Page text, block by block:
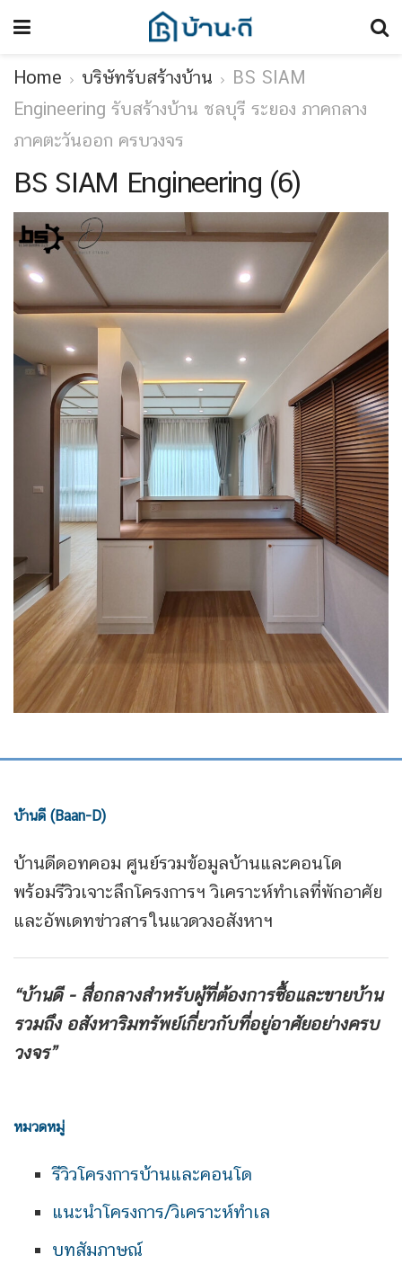
Home บริษัทรับสร้างบ้าน
BS SIAM
Engineering รับสร้างบ้าน ชลบุรี ระยอง ภาคกลาง
ภาคตะวันออก ครบวงจร
BS SIAM Engineering (6)
บ้านดี (Baan-D)
บ้านดีดอทคอม ศูนย์รวมข้อมูลบ้านและคอนโด
พร้อมรีวิวเจาะลึกโครงการฯ วิเคราะห์ทำเลที่พักอาศัย
และอัพเดทข่าวสารในแวดวงอสังหาฯ
“บ้านดี - สื่อกลางสำหรับผู้ที่ต้องการซื้อและขายบ้าน
รวมถึง อสังหาริมทรัพย์เกี่ยวกับที่อยู่อาศัยอย่างครบ
วงจร”
หมวดหมู่
รีวิวโครงการบ้านและคอนโด
แนะนำโครงการ/วิเคราะห์ทำเล
บทสัมภาษณ์